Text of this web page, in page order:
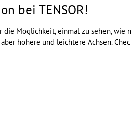
bei TENSOR!
Möglichkeit, einmal zu sehen,
höhere und leichtere Achsen.